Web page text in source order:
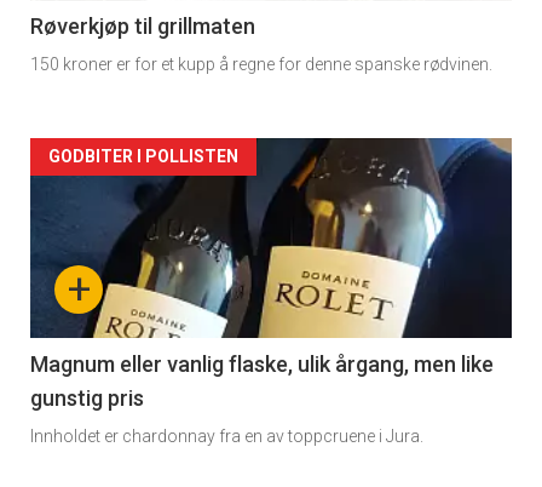
2
Røverkjøp til grillmaten
150 kroner er for et kupp å regne for denne spanske rødvinen.
Forsiden
akkurat
nå
3
+
GODBITER I POLLISTEN
Magnum eller vanlig flaske, ulik årgang, men like
gunstig pris
Innholdet er chardonnay fra en av toppcruene i Jura.